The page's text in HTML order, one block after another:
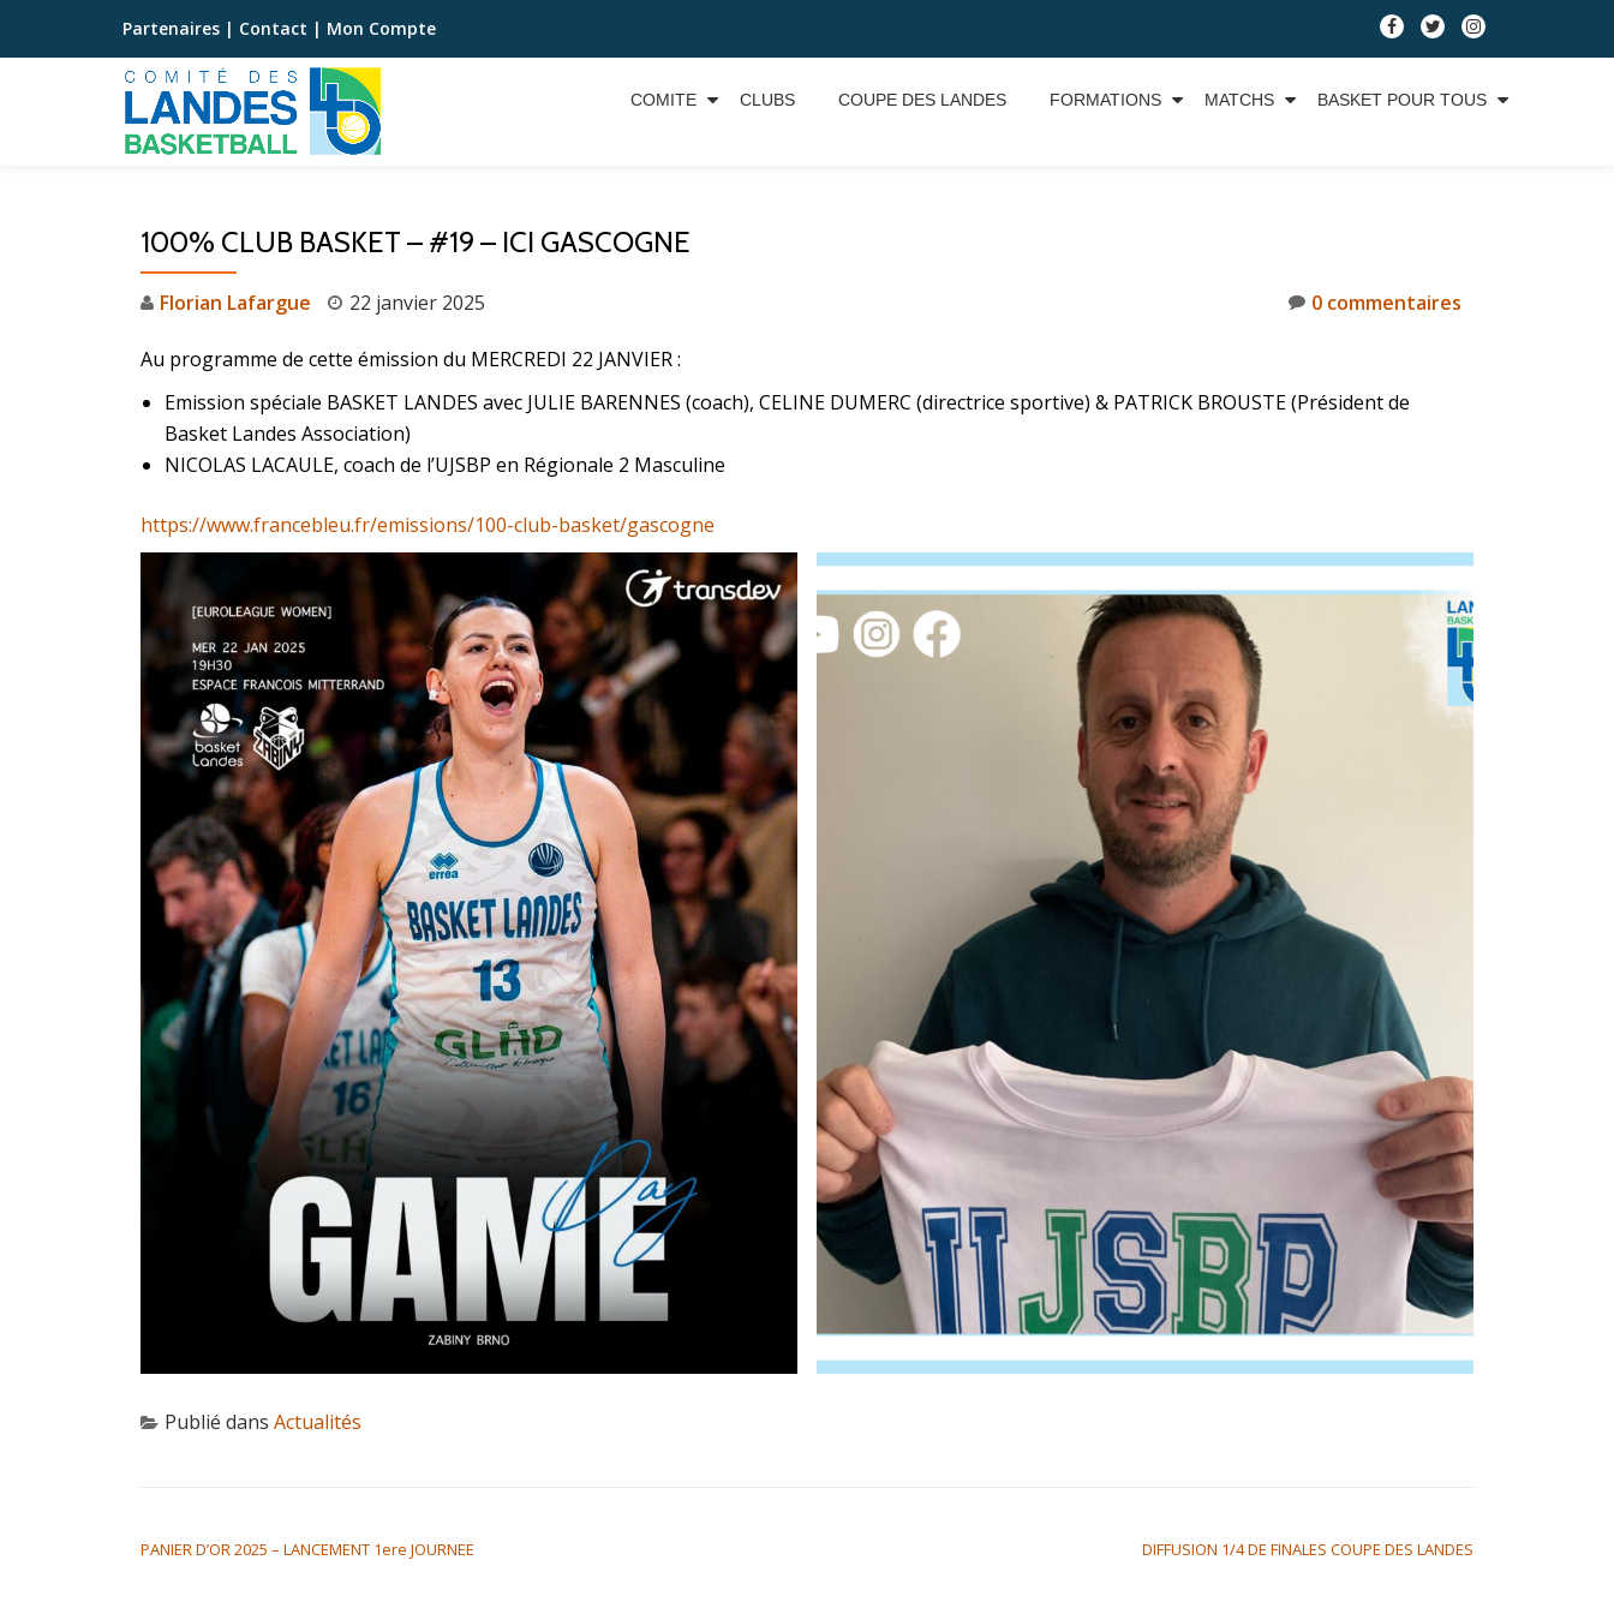
Aller
Partenaires | Contact | Mon Compte
COMITE CLUBS COUPE DES LANDES FORMATIONS MATCHS BASKET POUR TOUS
100% CLUB BASKET – #19 – ICI GASCOGNE
Florian Lafargue 22 janvier 2025 0 commentaires
Au programme de cette émission du MERCREDI 22 JANVIER :
Emission spéciale BASKET LANDES avec JULIE BARENNES (coach), CELINE DUMERC (directrice sportive) & PATRICK BROUSTE (Président de
Basket Landes Association)
NICOLAS LACAULE, coach de l’UJSBP en Régionale 2 Masculine
https://www.francebleu.fr/emissions/100-club-basket/gascogne
Publié dans Actualités
PANIER D’OR 2025 – LANCEMENT 1ere JOURNEE DIFFUSION 1/4 DE FINALES COUPE DES LANDES